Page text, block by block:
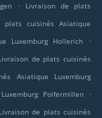
.
Livraison de plats
plats cuisinés Asiatique
Luxemburg Hollerich
.
de plats cuisinés
Asiatique Luxemburg
Polfermillen
.
Livraison de plats cuisinés